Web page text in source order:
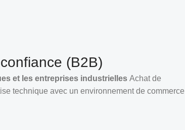
(B2B)
et les entreprises industrielles Achat de
technique avec un environnement de commerce